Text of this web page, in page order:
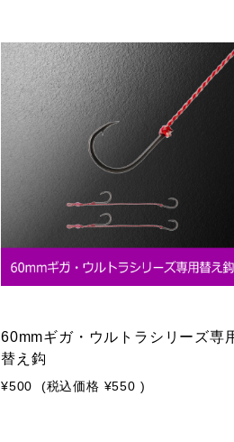
60mmギガ・ウルトラシリーズ専
替え鈎
¥500 (税込価格 ¥550 )